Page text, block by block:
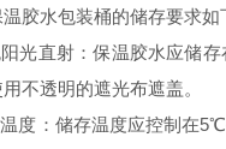
水包装桶的储存要求如
直射：保温胶水应储存
不透明的遮光布遮盖。
：储存温度应控制在5℃-